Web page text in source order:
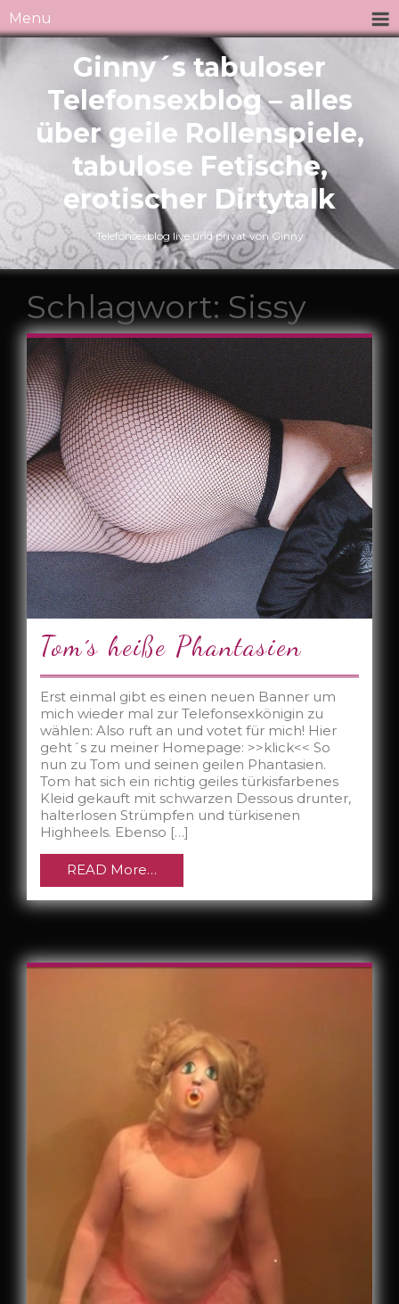
Menu
Ginny´s tabuloser
Telefonsexblog – alles
über geile Rollenspiele,
tabulose Fetische,
erotischer Dirtytalk
Telefonsexblog live und privat von Ginny
Schlagwort: Sissy
Tom´s heiße Phantasien
Erst einmal gibt es einen neuen Banner um
mich wieder mal zur Telefonsexkönigin zu
wählen: Also ruft an und votet für mich! Hier
geht´s zu meiner Homepage: >>klick<< So
nun zu Tom und seinen geilen Phantasien.
Tom hat sich ein richtig geiles türkisfarbenes
Kleid gekauft mit schwarzen Dessous drunter,
halterlosen Strümpfen und türkisenen
Highheels. Ebenso […]
READ More…